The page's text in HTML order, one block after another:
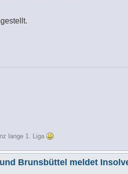
lange 1. Liga
Brunsbüttel meldet